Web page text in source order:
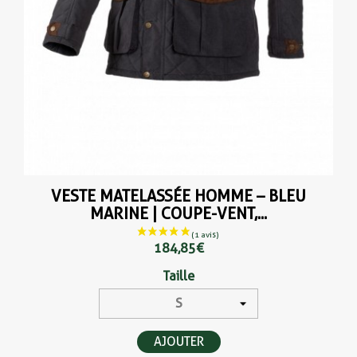
VESTE MATELASSÉE HOMME – BLEU
MARINE | COUPE-VENT,...
184,85 €
Taille
AJOUTER